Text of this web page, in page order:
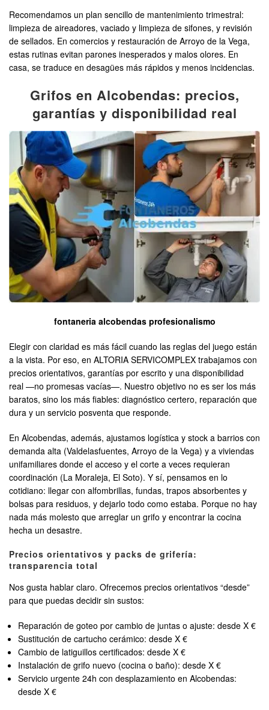
Recomendamos un plan sencillo de mantenimiento trimestral:
limpieza de aireadores, vaciado y limpieza de sifones, y revisión
de sellados. En comercios y restauración de Arroyo de la Vega,
estas rutinas evitan parones inesperados y malos olores. En
casa, se traduce en desagües más rápidos y menos incidencias.
Grifos en Alcobendas: precios,
garantías y disponibilidad real
fontaneria alcobendas profesionalismo
Elegir con claridad es más fácil cuando las reglas del juego están
a la vista. Por eso, en ALTORIA SERVICOMPLEX trabajamos con
precios orientativos, garantías por escrito y una disponibilidad
real —no promesas vacías—. Nuestro objetivo no es ser los más
baratos, sino los más fiables: diagnóstico certero, reparación que
dura y un servicio posventa que responde.
En Alcobendas, además, ajustamos logística y stock a barrios con
demanda alta (Valdelasfuentes, Arroyo de la Vega) y a viviendas
unifamiliares donde el acceso y el corte a veces requieran
coordinación (La Moraleja, El Soto). Y sí, pensamos en lo
cotidiano: llegar con alfombrillas, fundas, trapos absorbentes y
bolsas para residuos, y dejarlo todo como estaba. Porque no hay
nada más molesto que arreglar un grifo y encontrar la cocina
hecha un desastre.
Precios orientativos y packs de grifería:
transparencia total
Nos gusta hablar claro. Ofrecemos precios orientativos “desde”
para que puedas decidir sin sustos:
Reparación de goteo por cambio de juntas o ajuste: desde X €
Sustitución de cartucho cerámico: desde X €
Cambio de latiguillos certificados: desde X €
Instalación de grifo nuevo (cocina o baño): desde X €
Servicio urgente 24h con desplazamiento en Alcobendas:
desde X €